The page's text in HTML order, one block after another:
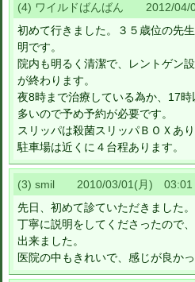
(4) ワイルドばんばん 2012/04/
初めて行きました。３５歳位の先
明です。
院内も明るく清潔で、レントゲン
が終わります。
夜8時まで治療している為か、17
多いので予め予約が必要です。
スリッパは殺菌スリッパＢＯＸあり
駐車場は近くに４台程あります。
(3) smil 2010/03/01(月) 03:01
先日、初めて診ていただきました。
丁寧に説明をしてくださったので
出来ました。
医院の中もきれいで、感じが良かっ